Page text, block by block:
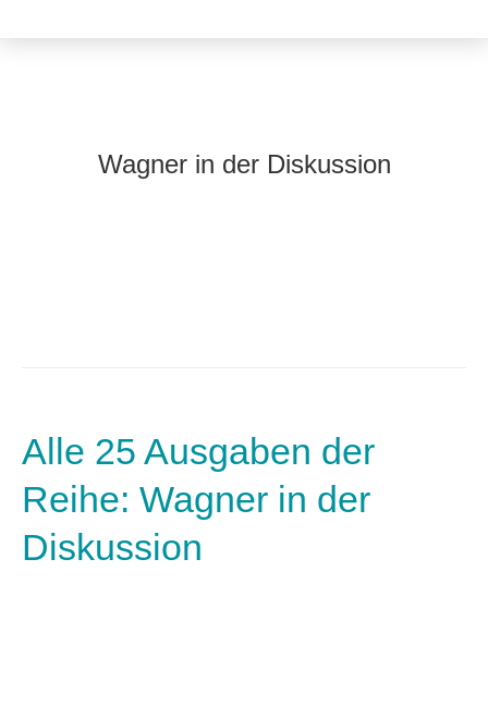
Wagner in der Diskussion
Alle 25 Ausgaben der
Reihe: Wagner in der
Diskussion